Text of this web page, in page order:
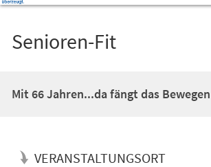
Senioren-Fit
Mit 66 Jahren...da fängt das
VERANSTALTUNGSORT